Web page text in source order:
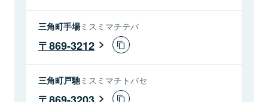
三角町手場ミスミマチテバ
869-3212
三角町戸馳ミスミマチトバセ